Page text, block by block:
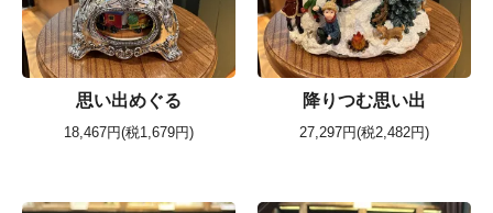
思い出めぐる
18,467円(税1,679円)
降りつむ思い出
27,297円(税2,482円)